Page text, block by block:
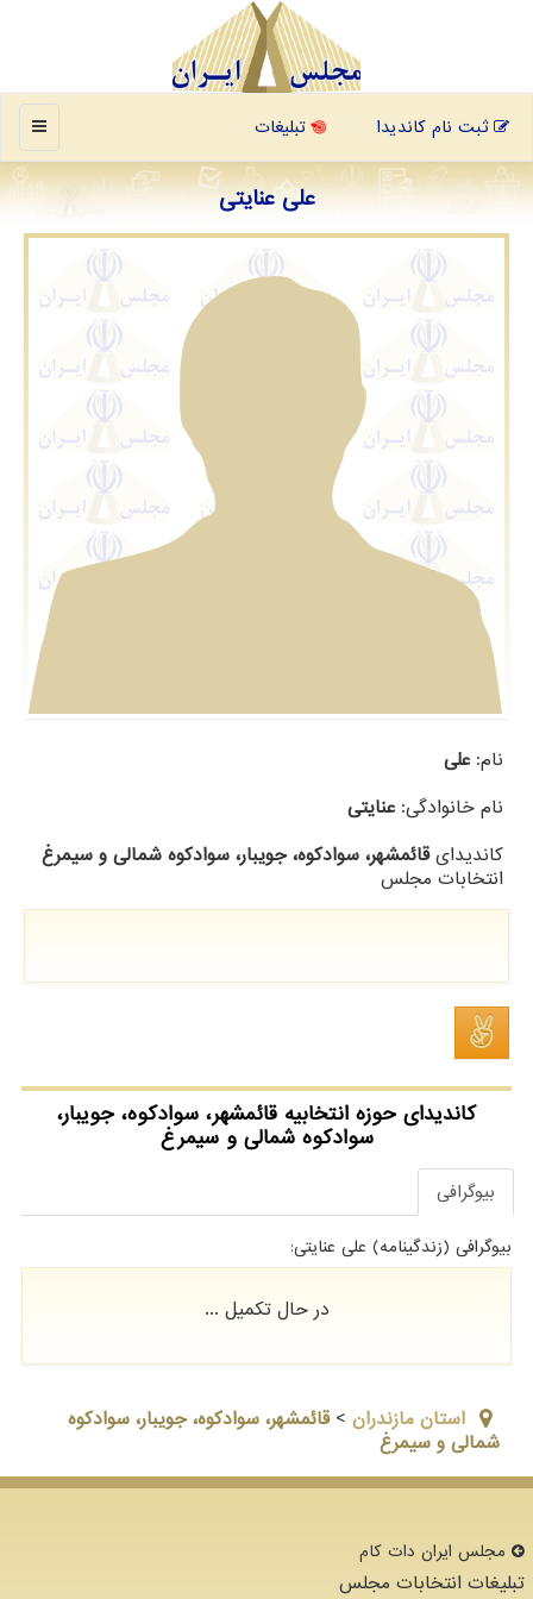
منو ثبت نام کاندیدا تبلیغات
علی عنایتی
نام: علی
نام خانوادگی: عنایتی
کاندیدایقائمشهر، سوادکوه، جویبار، سوادکوه شمالی و سیمرغ
انتخابات مجلس
کاندیدای حوزه انتخابیه قائمشهر، سوادکوه، جویبار،
سوادکوه شمالی و سیمرغ
بیوگرافی
بیوگرافی (زندگینامه) علی عنایتی:
در حال تکمیل ...
استان مازندران >قائمشهر، سوادکوه، جویبار، سوادکوه
شمالی و سیمرغ
مجلس ایران دات كام
تبلیغات انتخابات مجلس